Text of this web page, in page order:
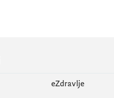
eZdravlje